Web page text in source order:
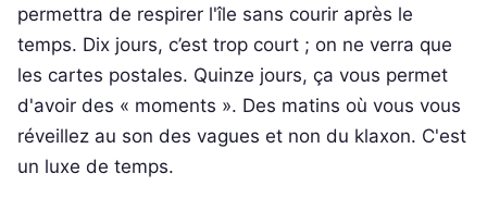
permettra de respirer l'île sans courir après le
temps. Dix jours, c’est trop court ; on ne verra que
les cartes postales. Quinze jours, ça vous permet
d'avoir des « moments ». Des matins où vous vous
réveillez au son des vagues et non du klaxon. C'est
un luxe de temps.